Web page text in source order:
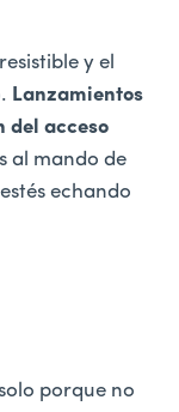
y el
Lanzamientos
del acceso
al mando de
echando
porque no